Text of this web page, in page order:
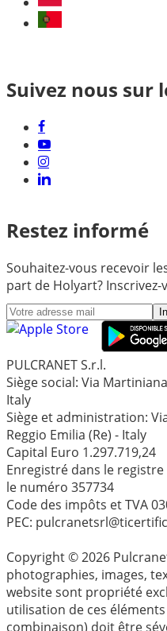
Suivez nous sur
Restez informé
Souhaitez-vous recevoir
part de Holyart?
PULCRANET S.r.l.
Siège social: Via
Italy
Siège et administration:
Reggio Emilia (Re) - Italy
Capital Euro 1.297.719,24
Enregistré dans le
le numéro 357734
Code des impôts et TVA
PEC:
Copyright © 2026
photographies, images,
website sont propriété
utilisation de ces
combinaison) doit être